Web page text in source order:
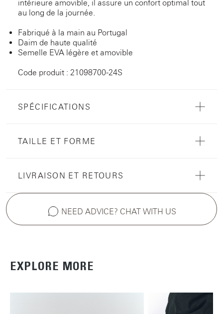
intérieure amovible, il assure un confort optimal tout
au long de la journée.
Fabriqué à la main au Portugal
Daim de haute qualité
Semelle EVA légère et amovible
Code produit : 21098700-24S
SPÉCIFICATIONS
TAILLE ET FORME
LIVRAISON ET RETOURS
NEED ADVICE? CHAT WITH US
EXPLORE MORE